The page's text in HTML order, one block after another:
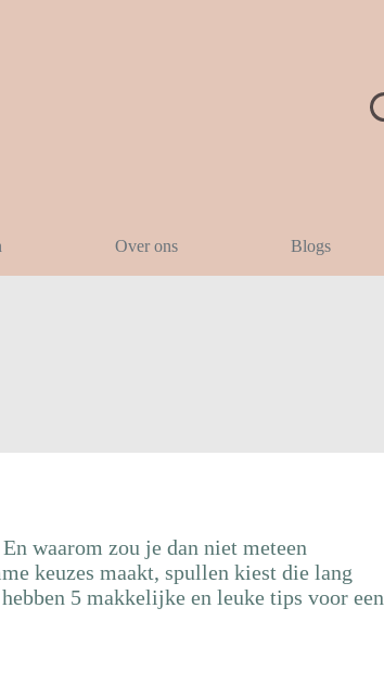
Over ons Blogs
waarom zou je dan niet meteen
keuzes maakt, spullen kiest die lang
5 makkelijke en leuke tips voor een